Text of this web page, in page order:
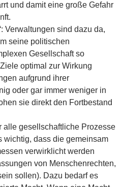
und damit eine große Gefahr
: Verwaltungen sind dazu da,
seine politischen
Gesellschaft so
optimal zur Wirkung
aufgrund ihrer
oder gar immer weniger in
sie direkt den Fortbestand
alle gesellschaftliche Prozesse
wichtig, dass die gemeinsam
verwirklicht werden
von Menschenrechten,
sollen). Dazu bedarf es